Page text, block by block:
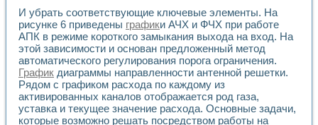
Исследование эффективности решателей
Опыт разработки LabVIEW лабораторных практикумов
Проблемы повышения качества образования и
Развитие LabVIEW лабораторного практикума по
Разработка виртуальной лаборатории по электротехнике
Усовершенствованные алгоритмы частотного анализа
Об опыте работы учебного центра «Технологии
Технологии NI в магистерской программе «Прикладная
Система диагностики двигателей постоянного тока
И убрать соответствующие ключевые элементы. На
рисунке 6 приведены графики АЧХ и ФЧХ при работе
АПК в режиме короткого замыкания выхода на вход. На
этой зависимости и основан предложенный метод
автоматического регулирования порога ограничения.
График диаграммы направленности антенной решетки.
Рядом с графиком расхода по каждому из
активированных каналов отображается род газа,
уставка и текущее значение расхода. Основные задачи,
которые возможно решать посредством работы на